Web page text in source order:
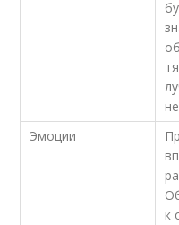
Эмоции
к